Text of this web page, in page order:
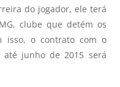
do jogador, ele terá
clube que detém os
isso, o contrato com o
até junho de 2015 será